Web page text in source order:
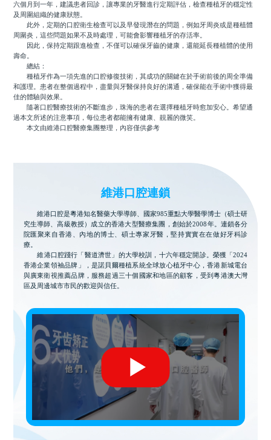
六個月到一年，建議患者回診，讓專業的牙醫進行定期評估，檢查種植牙的穩定性
及周圍組織的健康狀態。
此外，定期的口腔衛生檢查可以及早發現潛在的問題，例如牙周炎或是種植體
周圍炎，這些問題如果不及時處理，可能會影響種植牙的存活率。
因此，保持定期跟進檢查，不僅可以確保牙齒的健康，還能延長種植體的使用
壽命。
總結：
種植牙作為一項先進的口腔修復技術，其成功的關鍵在於手術前後的周全準備
和護理。患者在整個過程中，盡量與牙醫保持良好的溝通，確保能在手術中獲得最
佳的體驗與效果。
隨著口腔醫療技術的不斷進步，珠海的患者在選擇種植牙時愈加安心。希望通
過本文所述的注意事項，每位患者都能擁有健康、靚麗的微笑。
本文由維港口腔醫療集團整理，內容僅供參考
維港口腔連鎖
維港口腔是粵港知名醫藥大學導師、國家985重點大學醫學博士（碩士研
究生導師、高級教授）成立的香港大型醫療集團，創始於2008年。連鎖各分
院匯聚來自香港、內地的博士、碩士專家牙醫，堅持實實在在做好牙科診
療。
維港口腔踐行「醫道濟世」的大學校訓，十六年穩定開診。榮獲「2024
香港企業領袖品牌」，是諾貝爾種植系統全球放心植牙中心，香港新城電台
與廣東衛視推薦品牌，服務超過三十個國家和地區的顧客，受到粵港澳大灣
區及周邊城市市民的歡迎與信任。